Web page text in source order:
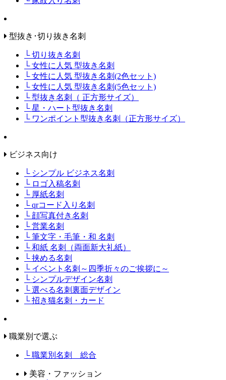
型抜き･切り抜き名刺
└ 切り抜き名刺
└ 女性に人気 型抜き名刺
└ 女性に人気 型抜き名刺(2色セット)
└ 女性に人気 型抜き名刺(5色セット)
└ 型抜き名刺（ 正方形サイズ）
└ 星・ハート型抜き名刺
└ ワンポイント型抜き名刺（正方形サイズ）
ビジネス向け
└ シンプル ビジネス名刺
└ ロゴ入稿名刺
└ 厚紙名刺
└ qrコード入り名刺
└ 顔写真付き名刺
└ 営業名刺
└ 筆文字・毛筆・和 名刺
└ 和紙 名刺（両面新大礼紙）
└ 挟める名刺
└ イベント名刺～四季折々のご挨拶に～
└ シンプルデザイン名刺
└ 選べる名刺裏面デザイン
└ 招き猫名刺・カード
職業別で選ぶ
└ 職業別名刺 総合
美容・ファッション